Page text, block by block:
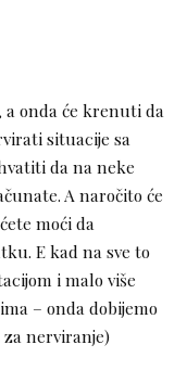
onda će krenuti da
situacije sa
da na neke
A naročito će
moći da
E kad na sve to
i malo više
– onda dobijemo
nerviranje)